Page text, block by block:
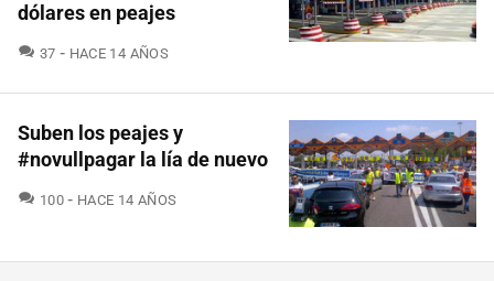
dólares en peajes
37 COMENTARIOS
HACE 14 AÑOS
Suben los peajes y
#novullpagar la lía de nuevo
100COMENTARIOS
HACE 14 AÑOS